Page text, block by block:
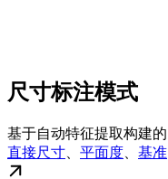
尺寸标注模式
基于自动特征提取构建的
直接尺寸
平面度 基准